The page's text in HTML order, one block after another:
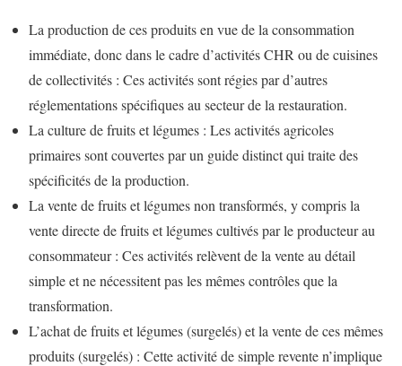
La production de ces produits en vue de la consommation
immédiate, donc dans le cadre d’activités CHR ou de cuisines
de collectivités : Ces activités sont régies par d’autres
réglementations spécifiques au secteur de la restauration.
La culture de fruits et légumes : Les activités agricoles
primaires sont couvertes par un guide distinct qui traite des
spécificités de la production.
La vente de fruits et légumes non transformés, y compris la
vente directe de fruits et légumes cultivés par le producteur au
consommateur : Ces activités relèvent de la vente au détail
simple et ne nécessitent pas les mêmes contrôles que la
transformation.
L’achat de fruits et légumes (surgelés) et la vente de ces mêmes
produits (surgelés) : Cette activité de simple revente n’implique